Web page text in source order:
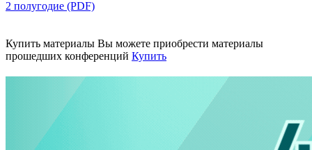
2 полугодие (PDF)
Купить материалы Вы можете приобрести материалы
прошедших конференций Купить